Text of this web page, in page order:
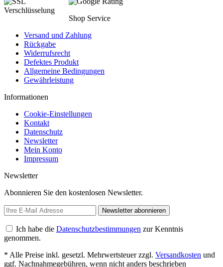
Shop Service
Versand und Zahlung
Rückgabe
Widerrufsrecht
Defektes Produkt
Allgemeine Bedingungen
Gewährleistung
Informationen
Cookie-Einstellungen
Kontakt
Datenschutz
Newsletter
Mein Konto
Impressum
Newsletter
Abonnieren Sie den kostenlosen Newsletter.
Newsletter abonnieren
Ich habe die Datenschutzbestimmungen zur Kenntnis
genommen.
* Alle Preise inkl. gesetzl. Mehrwertsteuer zzgl. Versandkosten und
ggf. Nachnahmegebühren, wenn nicht anders beschrieben